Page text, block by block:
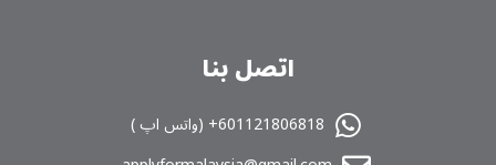
اتصل بنا
601121806818+ (واتس اپ )